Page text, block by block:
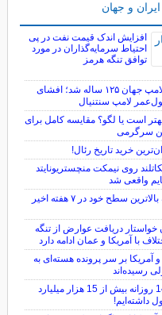
ایران و جهان
افزایش اندک قیمت نفت در پی
احتیاط سرمایه‌گذاران در مورد
توافق تنگه هرمز
قدیمی‌ترین لامپ جهان ۱۲۵ ساله شد؛ افشای
لامپ سنتنیال
است یا لگو؟ مقایسه کامل برای
سرگرمی
خرید تاریخ رئال!
روی نیمکت منچستریونایتد
واقعی شد
قیمت طلا به بالاترین سطح خود در ۷ هفته اخیر
خواستار دریافت عوارض از تنگه
با آمریکا و عمان ادامه دارد
و آمریکا بر سر پرونده هسته‌ای به
رسیده‌اند
در سال 1404 روزانه بیش از 15 هزار میلیارد
داشته‌ایم!